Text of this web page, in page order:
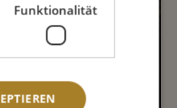
4
Funktionalität